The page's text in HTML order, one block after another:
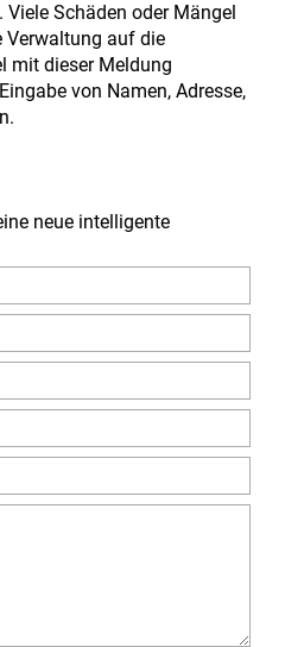
Viele Schäden oder Mängel
Verwaltung auf die
mit dieser Meldung
von Namen, Adresse,
neue intelligente